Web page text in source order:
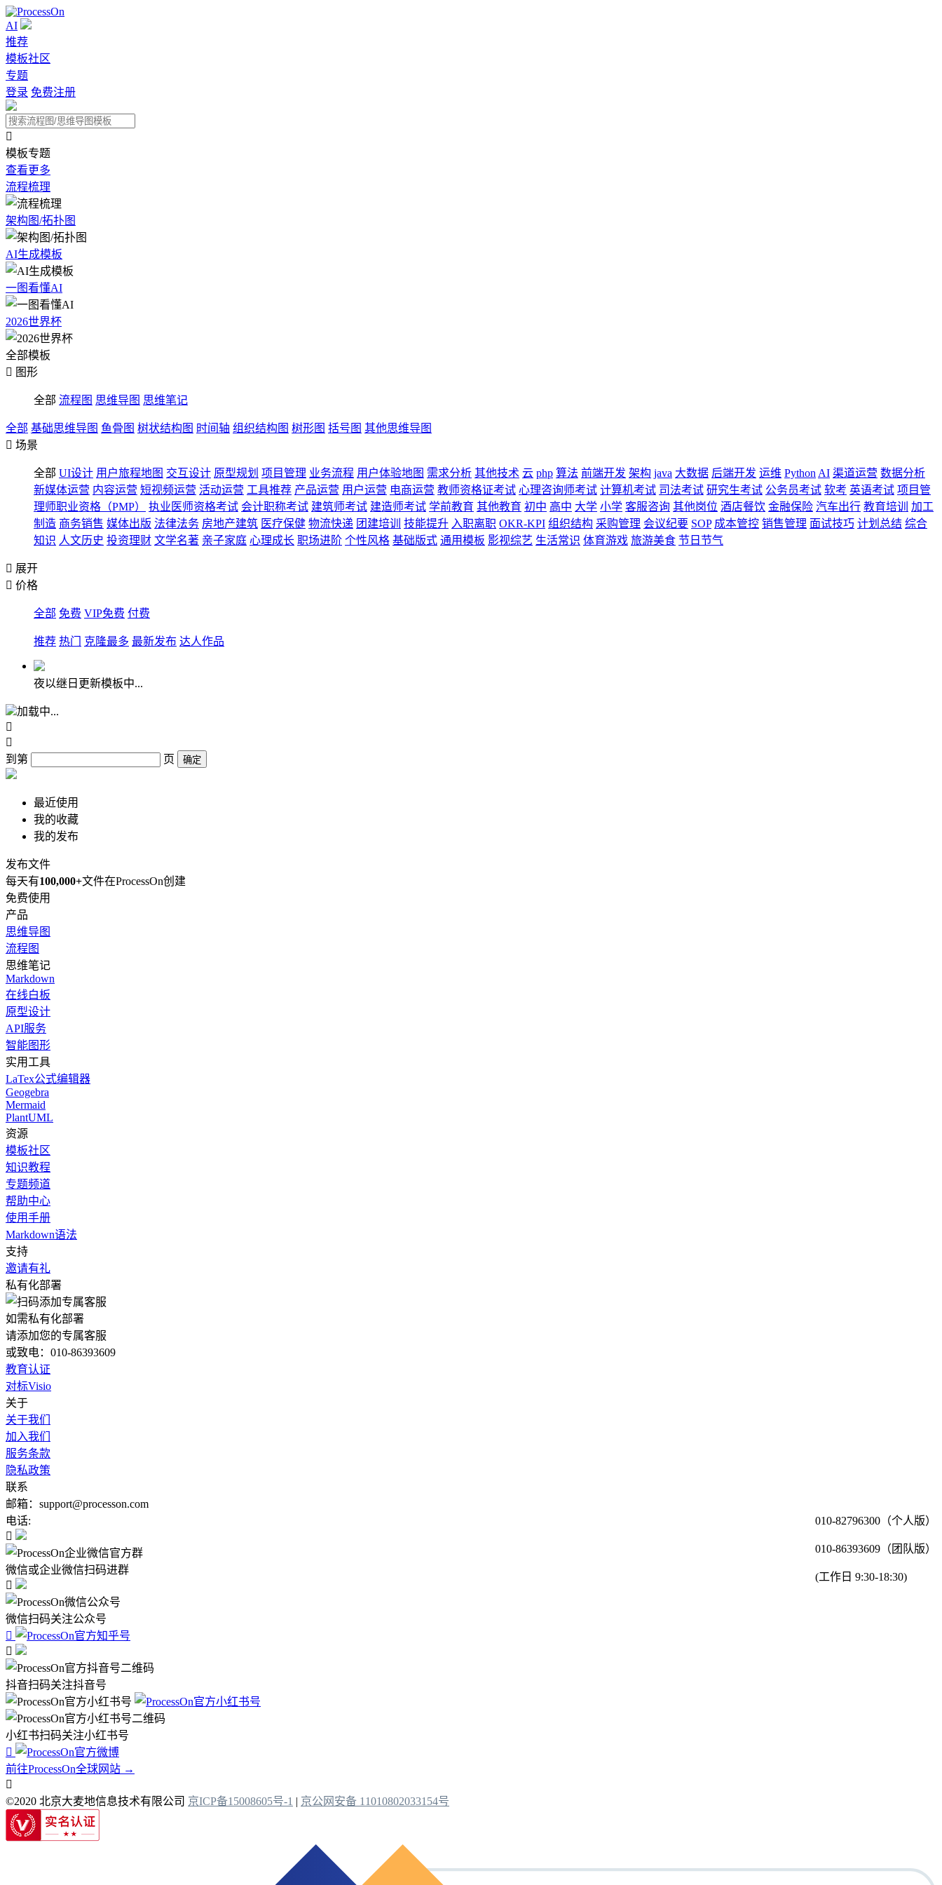
AI
推荐
模板社区
专题
登录 免费注册

模板专题
查看更多
流程梳理
架构图/拓扑图
AI生成模板
一图看懂AI
2026世界杯
全部模板
 图形
全部 流程图 思维导图 思维笔记
全部 基础思维导图 鱼骨图 树状结构图 时间轴 组织结构图 树形图 括号图 其他思维导图
 场景
全部 UI设计 用户旅程地图 交互设计 原型规划 项目管理 业务流程 用户体验地图 需求分析 其他技术 云 php 算法 前端开发 架构 java 大数据 后端开发 运维 Python AI 渠道运营 数据分析
新媒体运营 内容运营 短视频运营 活动运营 工具推荐 产品运营 用户运营 电商运营 教师资格证考试 心理咨询师考试 计算机考试 司法考试 研究生考试 公务员考试 软考 英语考试 项目管
理师职业资格（PMP）
执业医师资格考试 会计职称考试 建筑师考试 建造师考试 学前教育 其他教育 初中 高中 大学 小学 客服咨询 其他岗位 酒店餐饮 金融保险 汽车出行 教育培训
加工
制造 商务销售 媒体出版 法律法务 房地产建筑 医疗保健 物流快递 团建培训 技能提升 入职离职 OKR-KPI 组织结构 采购管理 会议纪要 SOP 成本管控 销售管理 面试技巧 计划总结 综合
知识 人文历史 投资理财 文学名著 亲子家庭 心理成长 职场进阶 个性风格 基础版式 通用模板 影视综艺 生活常识 体育游戏 旅游美食 节日节气
 展开
 价格
全部 免费 VIP免费 付费
推荐 热门 克隆最多 最新发布 达人作品
夜以继日更新模板中...
加载中...


到第
页 确定
最近使用
我的收藏
我的发布
发布文件
每天有100,000+文件在ProcessOn创建
免费使用
产品
思维导图
流程图
思维笔记
Markdown
在线白板
原型设计
API服务
智能图形
实用工具
LaTex公式编辑器
Geogebra
Mermaid
PlantUML
资源
模板社区
知识教程
专题频道
帮助中心
使用手册
Markdown语法
支持
邀请有礼
私有化部署
如需私有化部署
请添加您的专属客服
或致电：010-86393609
教育认证
对标Visio
关于
关于我们
加入我们
服务条款
隐私政策
联系
邮箱：support@processon.com
电话:
010-82796300（个人版）
010-86393609（团队版）
(工作日 9:30-18:30)

微信或企业微信扫码进群

微信扫码关注公众号


抖音扫码关注抖音号
小红书扫码关注小红书号

前往ProcessOn全球网站 →

©2020 北京大麦地信息技术有限公司 京ICP备15008605号-1 | 京公网安备 11010802033154号